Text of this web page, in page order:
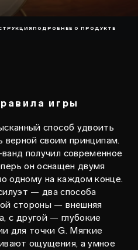
ПОДРОБНЕЕ О ПРОДУКТЕ
игры
способ удвоить
верной своим принципам.
получил современное
он оснащен двумя
на каждом конце.
— два способа
стороны — внешняя
с другой — глубокие
для точки G. Мягкие
ощущения, а умное